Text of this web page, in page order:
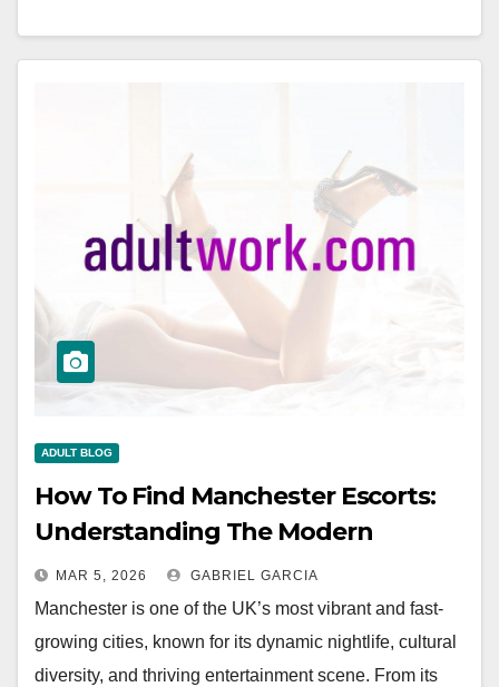
ADULT BLOG
How To Find Manchester Escorts:
Understanding The Modern
Companion Scene
MAR 5, 2026 GABRIEL GARCIA
Manchester is one of the UK’s most vibrant and fast-
growing cities, known for its dynamic nightlife, cultural
diversity, and thriving entertainment scene. From its